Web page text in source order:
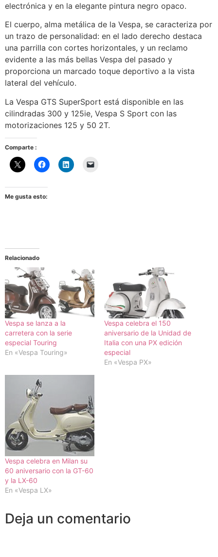
electrónica y en la elegante pintura negro opaco.
El cuerpo, alma metálica de la Vespa, se caracteriza por
un trazo de personalidad: en el lado derecho destaca
una parrilla con cortes horizontales, y un reclamo
evidente a las más bellas Vespa del pasado y
proporciona un marcado toque deportivo a la vista
lateral del vehículo.
La Vespa GTS SuperSport está disponible en las
cilindradas 300 y 125ie, Vespa S Sport con las
motorizaciones 125 y 50 2T.
Comparte :
Me gusta esto:
Relacionado
Vespa se lanza a la
carretera con la serie
especial Touring
En «Vespa Touring»
Vespa celebra el 150
aniversario de la Unidad de
Italia con una PX edición
especial
En «Vespa PX»
Vespa celebra en Milan su
60 aniversario con la GT-60
y la LX-60
En «Vespa LX»
Deja un comentario